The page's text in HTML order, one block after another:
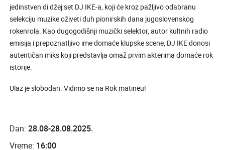
jedinstven di džej set DJ IKE-a, koji će kroz pažljivo odabranu
selekciju muzike oživeti duh pionirskih dana jugoslovenskog
rokenrola. Kao dugogodišnji muzički selektor, autor kultnih radio
emisija i prepoznatljivo ime domaće klupske scene, DJ IKE donosi
autentičan miks koji predstavlja omaž prvim akterima domaće rok
istorije.
Ulaz je slobodan. Vidimo se na Rok matineu!
Dan:28.08-28.08.2025.
Vreme: 16:00